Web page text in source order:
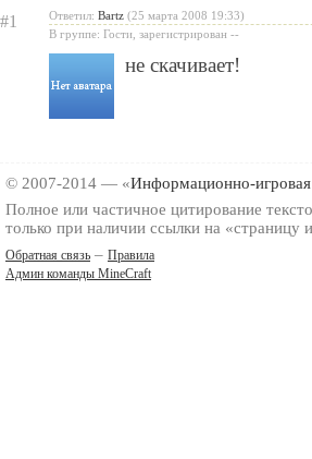
#1 Ответил: Bartz (25 марта 2008 19:33)
В группе: Гости, зарегистрирован --
не скачивает!
© 2007-2014 — «Информационно-игровая
Полное или частичное цитирование
только при наличии ссылки на «страницу
Обратная связь – Правила
Админ команды MineCraft